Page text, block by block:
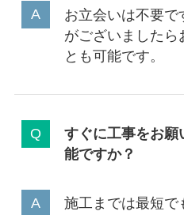
お立会いは不要で
がございましたら
とも可能です。
すぐに工事をお願
能ですか？
施工までは最短で